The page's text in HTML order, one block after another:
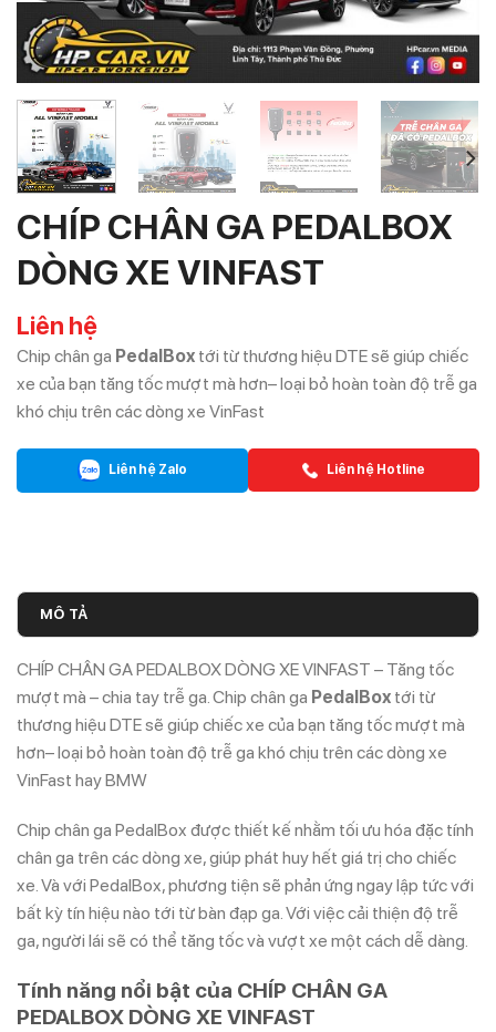
CHÍP CHÂN GA PEDALBOX
DÒNG XE VINFAST
Liên hệ
Chip chân ga PedalBox tới từ thương hiệu DTE sẽ giúp chiếc
xe của bạn tăng tốc mượt mà hơn– loại bỏ hoàn toàn độ trễ ga
khó chịu trên các dòng xe VinFast
Liên hệ Zalo Liên hệ Hotline
MÔ TẢ
CHÍP CHÂN GA PEDALBOX DÒNG XE VINFAST – Tăng tốc
mượt mà – chia tay trễ ga. Chip chân ga PedalBox tới từ
thương hiệu DTE sẽ giúp chiếc xe của bạn tăng tốc mượt mà
hơn– loại bỏ hoàn toàn độ trễ ga khó chịu trên các dòng xe
VinFast hay BMW
Chip chân ga PedalBox được thiết kế nhằm tối ưu hóa đặc tính
chân ga trên các dòng xe, giúp phát huy hết giá trị cho chiếc
xe. Và với PedalBox, phương tiện sẽ phản ứng ngay lập tức với
bất kỳ tín hiệu nào tới từ bàn đạp ga. Với việc cải thiện độ trễ
ga, người lái sẽ có thể tăng tốc và vượt xe một cách dễ dàng.
Tính năng nổi bật của CHÍP CHÂN GA
PEDALBOX DÒNG XE VINFAST